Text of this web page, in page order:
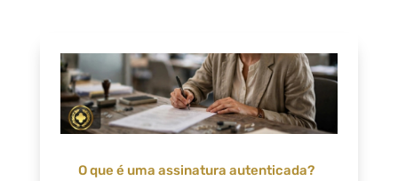
O que é uma assinatura autenticada?